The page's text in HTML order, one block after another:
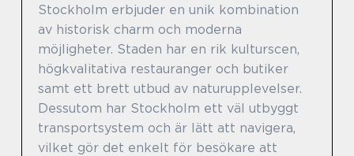
Stockholm erbjuder en unik kombination
av historisk charm och moderna
möjligheter. Staden har en rik kulturscen,
högkvalitativa restauranger och butiker
samt ett brett utbud av naturupplevelser.
Dessutom har Stockholm ett väl utbyggt
transportsystem och är lätt att navigera,
vilket gör det enkelt för besökare att